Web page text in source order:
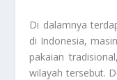
Di dalamnya
di Indonesia,
pakaian
wilayah tersebut.